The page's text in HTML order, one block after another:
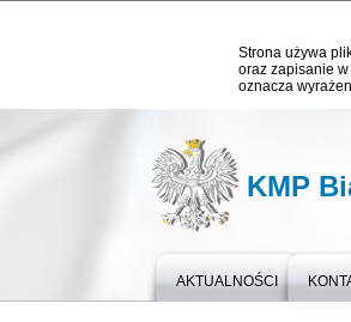
Strona używa
oraz zapisanie
oznacza
KMP
AKTUALNOŚCI